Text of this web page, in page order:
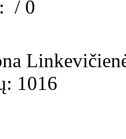
/ 0
1016